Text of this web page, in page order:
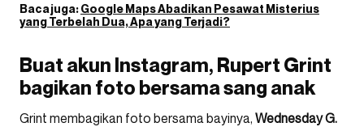
Baca juga:Google Maps Abadikan Pesawat Misterius
yang Terbelah Dua, Apa yang Terjadi?
Buat akun Instagram, Rupert Grint
bagikan foto bersama sang anak
Grint membagikan foto bersama bayinya, Wednesday G.